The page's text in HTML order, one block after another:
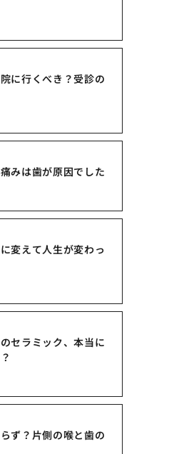
に行くべき？受診の
みは歯が原因でした
変えて人生が変わっ
セラミック、本当に
ず？片側の喉と歯の